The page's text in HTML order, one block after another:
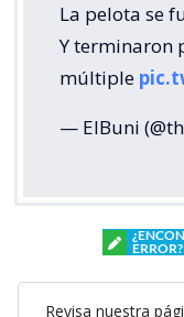
La pelota se
Y terminaron
múltiple
— ElBuni
ERROR?
Revisa nuestra